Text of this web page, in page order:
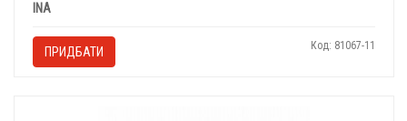
INA
ПРИДБАТИ Код: 81067-11